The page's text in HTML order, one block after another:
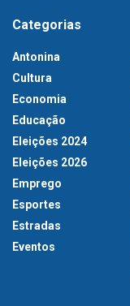
Categorias
Antonina
Cultura
Economia
Educação
Eleições 2024
Eleições 2026
Emprego
Esportes
Estradas
Eventos